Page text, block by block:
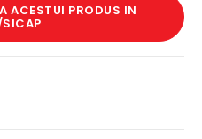
ACESTUI PRODUS IN
SICAP